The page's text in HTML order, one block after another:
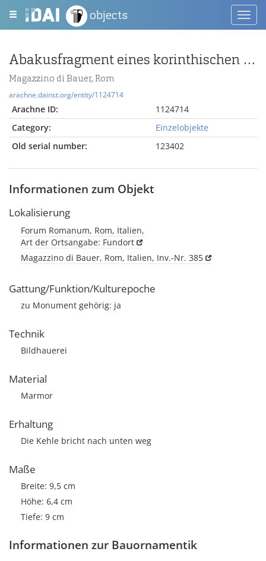
objects
Abakusfragment eines korinthischen Kapitells
Magazzino di Bauer, Rom
arachne.dainst.org/entity/1124714
Arachne ID:
1124714
Category:
Einzelobjekte
Old serial number:
123402
Informationen zum Objekt
Lokalisierung
Forum Romanum, Rom, Italien,
Art der Ortsangabe: Fundort
Magazzino di Bauer, Rom, Italien, Inv.-Nr. 385
Gattung/Funktion/Kulturepoche
zu Monument gehörig: ja
Technik
Bildhauerei
Material
Marmor
Erhaltung
Die Kehle bricht nach unten weg
Maße
Breite: 9,5 cm
Höhe: 6,4 cm
Tiefe: 9 cm
Informationen zur Bauornamentik